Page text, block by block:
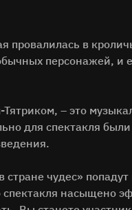
провалилась в
персонажей, и
– это
для спектакля
чудес»
насыщено